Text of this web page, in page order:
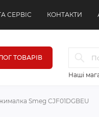
СЕРВІС КОНТАКТИ
ТОВАРІВ
Наші
Smeg CJF01DGBEU